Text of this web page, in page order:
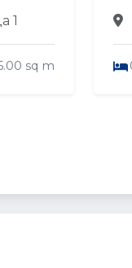
1
sq m